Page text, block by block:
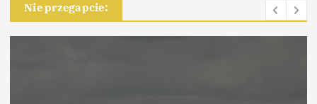
Nie przegapcie: